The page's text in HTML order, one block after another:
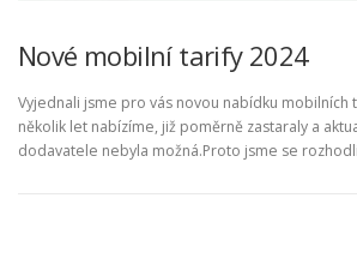
Nové mobilní tarify 2024
Vyjednali jsme pro vás novou nabídku mobilních
několik let nabízíme, již poměrně zastaraly a
dodavatele nebyla možná.Proto jsme se